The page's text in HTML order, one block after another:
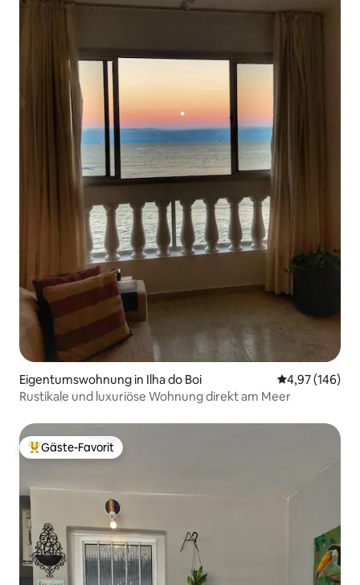
Eigentumswohnung in Ilha do Boi
4,97 (146)
Rustikale und luxuriöse Wohnung direkt am Meer
Beliebter Gäste-Favorit.
Gäste-Favorit